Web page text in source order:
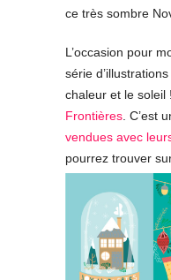
ce très sombre
L’occasion pour
série
chaleur et le soleil
Frontières . C’est
vendues avec
pourrez trouver